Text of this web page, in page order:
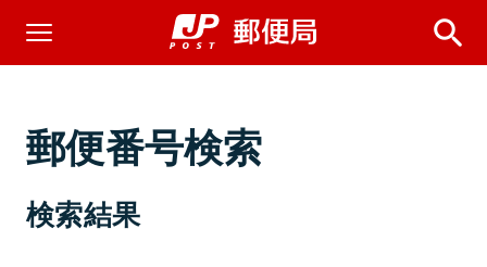
郵便番号検索
検索結果